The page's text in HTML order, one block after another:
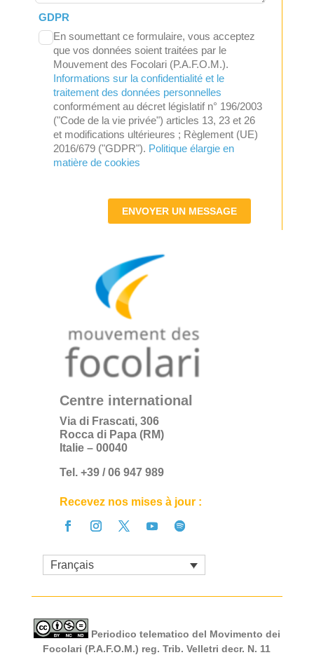
GDPR
En soumettant ce formulaire, vous acceptez
que vos données soient traitées par le
Mouvement des Focolari (P.A.F.O.M.).
Informations sur la confidentialité et le
traitement des données personnelles
conformément au décret législatif n° 196/2003
("Code de la vie privée") articles 13, 23 et 26
et modifications ultérieures ; Règlement (UE)
2016/679 ("GDPR"). Politique élargie en
matière de cookies
ENVOYER UN MESSAGE
Centre international
Via di Frascati, 306
Rocca di Papa (RM)
Italie – 00040
Tel. +39 / 06 947 989
Recevez nos mises à jour :
Français
Periodico telematico del Movimento dei
Focolari (P.A.F.O.M.) reg. Trib. Velletri decr. N. 11